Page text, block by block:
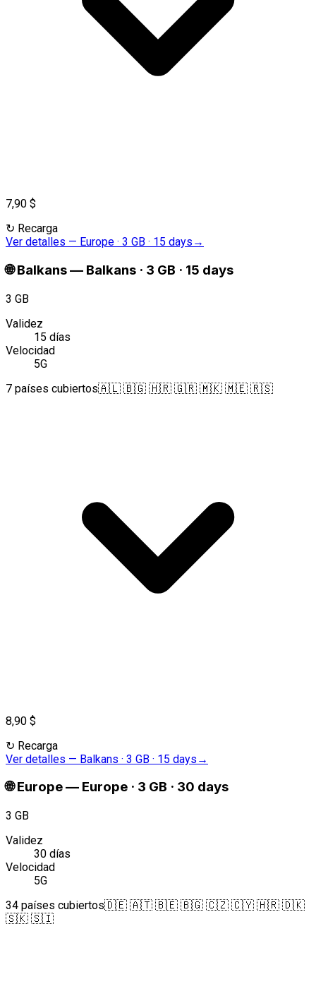
7,90 $
↻ Recarga
Ver detalles — Europe · 3 GB · 15 days →
🌐 Balkans— Balkans · 3 GB · 15 days
3 GB
Validez
15 días
Velocidad
5G
7 países cubiertos🇦🇱 🇧🇬 🇭🇷 🇬🇷 🇲🇰 🇲🇪 🇷🇸
8,90 $
↻ Recarga
Ver detalles — Balkans · 3 GB · 15 days →
🌐 Europe— Europe · 3 GB · 30 days
3 GB
Validez
30 días
Velocidad
5G
34 países cubiertos🇩🇪 🇦🇹 🇧🇪 🇧🇬 🇨🇿 🇨🇾 🇭🇷 🇩🇰
🇸🇰 🇸🇮